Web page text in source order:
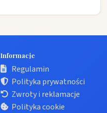
Informacje
Regulamin
Polityka prywatności
Zwroty i reklamacje
Polityka cookie